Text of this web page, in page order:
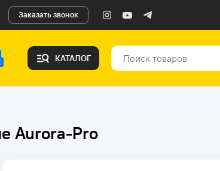
Заказать звонок
КАТАЛОГ
Aurora-Pro